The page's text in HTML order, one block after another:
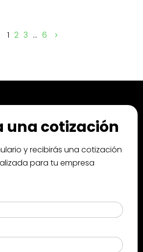
1 2 3 … 6
una cotización
y recibirás una cotización
para tu empresa